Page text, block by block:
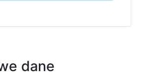
dane